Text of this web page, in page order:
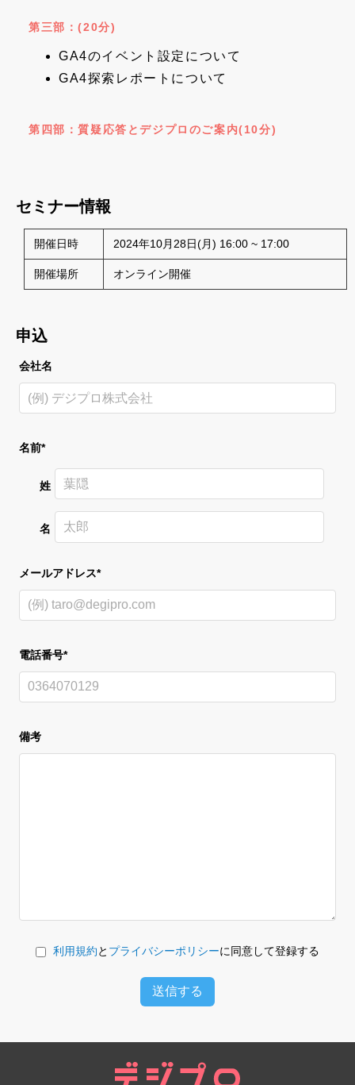
第三部：(20分)
GA4のイベント設定について
GA4探索レポートについて
第四部：質疑応答とデジプロのご案内(10分)
セミナー情報
開催日時 2024年10月28日(月) 16:00 ~ 17:00
開催場所 オンライン開催
申込
会社名
名前*
姓
名
メールアドレス*
電話番号*
備考
利用規約と プライバシーポリシーに同意して登録する